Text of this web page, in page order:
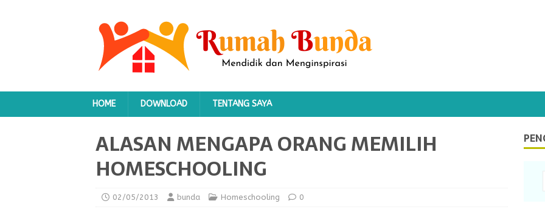
HOME DOWNLOAD TENTANG SAYA
ALASAN MENGAPA ORANG MEMILIH
HOMESCHOOLING
02/05/2013 bunda Homeschooling 0